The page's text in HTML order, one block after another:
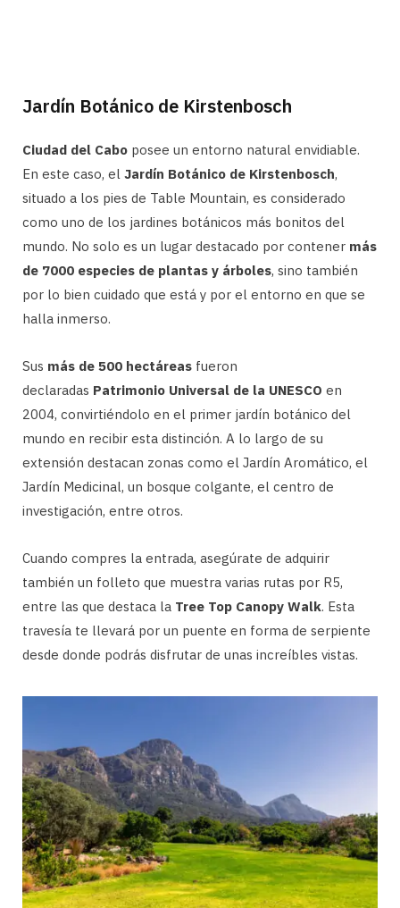
Jardín Botánico de Kirstenbosch
Ciudad del Cabo posee un entorno natural envidiable.
En este caso, el Jardín Botánico de Kirstenbosch,
situado a los pies de Table Mountain, es considerado
como uno de los jardines botánicos más bonitos del
mundo. No solo es un lugar destacado por contener más
de 7000 especies de plantas y árboles, sino también
por lo bien cuidado que está y por el entorno en que se
halla inmerso.
Sus más de 500 hectáreas fueron
declaradas Patrimonio Universal de la UNESCO en
2004, convirtiéndolo en el primer jardín botánico del
mundo en recibir esta distinción. A lo largo de su
extensión destacan zonas como el Jardín Aromático, el
Jardín Medicinal, un bosque colgante, el centro de
investigación, entre otros.
Cuando compres la entrada, asegúrate de adquirir
también un folleto que muestra varias rutas por R5,
entre las que destaca la Tree Top Canopy Walk. Esta
travesía te llevará por un puente en forma de serpiente
desde donde podrás disfrutar de unas increíbles vistas.